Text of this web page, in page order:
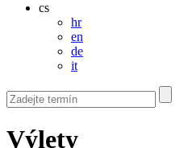
cs
hr
en
de
it
Výlety